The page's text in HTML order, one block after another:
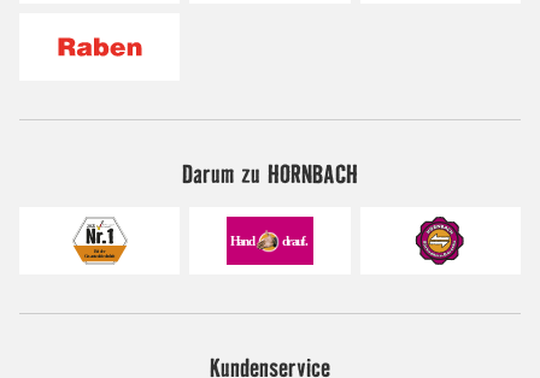
Darum zu HORNBACH
Kundenservice